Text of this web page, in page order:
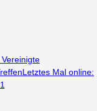
Letztes Mal online:
1